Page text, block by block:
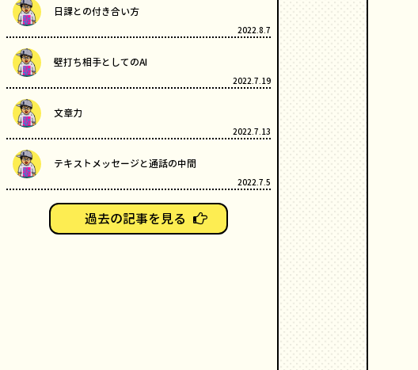
日課との付き合い方
2022.8.7
壁打ち相手としてのAI
2022.7.19
文章力
2022.7.13
テキストメッセージと通話の中間
2022.7.5
過去の記事を見る